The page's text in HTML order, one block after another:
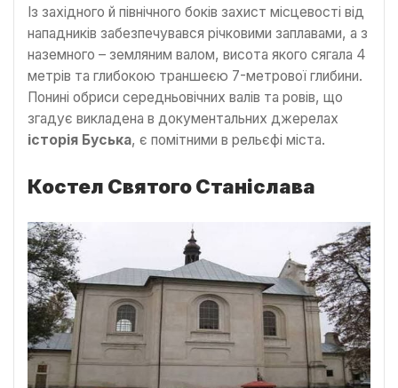
Із західного й північного боків захист місцевості від
нападників забезпечувався річковими заплавами, а з
наземного – земляним валом, висота якого сягала 4
метрів та глибокою траншеєю 7-метрової глибини.
Понині обриси середньовічних валів та ровів, що
згадує викладена в документальних джерелах
історія Буська, є помітними в рельєфі міста.
Костел Святого Станіслава